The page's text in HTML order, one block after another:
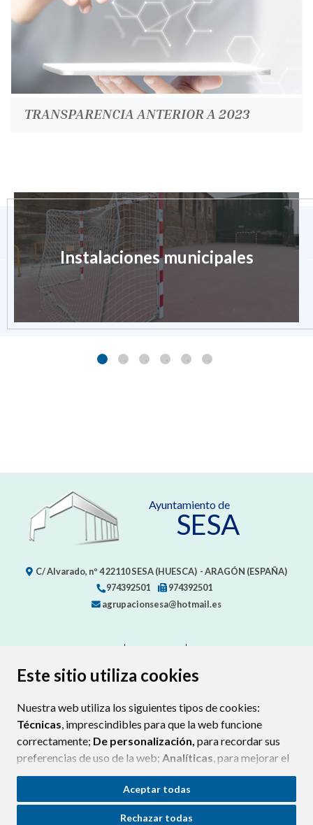
Este sitio utiliza cookies
Nuestra web utiliza los siguientes tipos de cookies:
Técnicas, imprescindibles para que la web funcione
correctamente; De personalización, para recordar sus
preferencias de uso de la web; Analíticas, para mejorar el
funcionamiento de la web y sus servicios.
Si acepta pulsando el botón“Aceptar todas”
consideramos que acepta su uso. Si pulsa el botón
Aceptar todas
Rechazar todas
TRANSPARENCIA ANTERIOR A 2023
Instalaciones municipales
Ayuntamiento de
SESA
C/ Alvarado, nº 422110SESA (HUESCA) - ARAGÓN (ESPAÑA)
974392501
974392501
agrupacionsesa@hotmail.es
PROTECCIÓN DE DATOS
POLÍTICA DE COOKIES